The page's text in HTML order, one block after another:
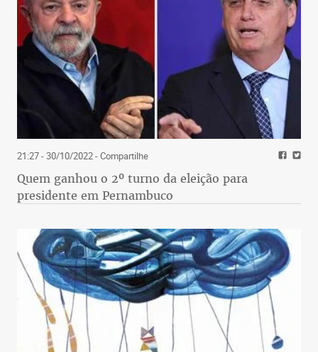
21:27 - 30/10/2022- Compartilhe
Quem ganhou o 2º turno da eleição para
presidente em Pernambuco